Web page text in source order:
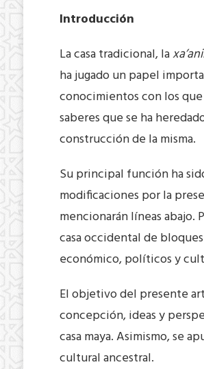
Introducción
La casa tradicional, la
ha jugado un papel
conocimientos con los
saberes que se ha
construcción de la misma.
Su principal función ha
modificaciones por la
mencionarán líneas abajo.
casa occidental de
económico, políticos y
El objetivo del presente
concepción, ideas y
casa maya. Asimismo, se
cultural ancestral.